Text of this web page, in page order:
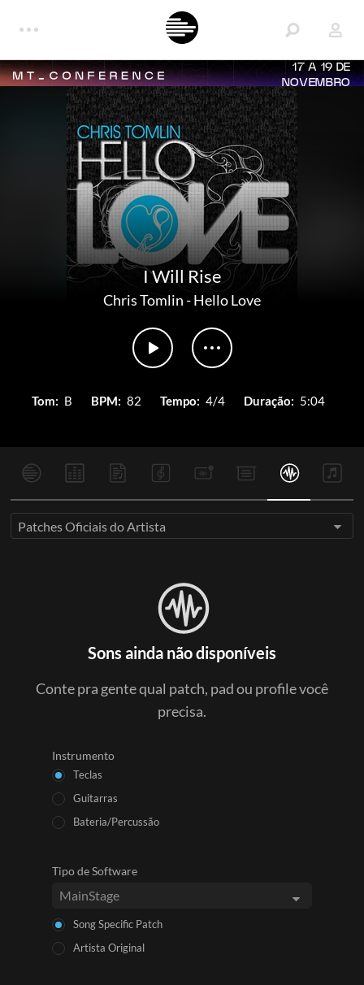
17 A 19 DE
NOVEMBRO
I Will Rise
Chris Tomlin-Hello Love
Tom: B BPM: 82 Tempo: 4/4 Duração: 5:04
Patches Oficiais do Artista
Sons ainda não disponíveis
Conte pra gente qual patch, pad ou profile você
precisa.
Instrumento
Teclas
Guitarras
Bateria/Percussão
Tipo de Software
Song Specific Patch
Artista Original